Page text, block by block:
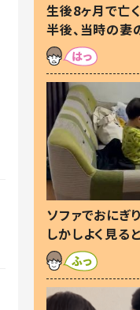
生後8ヶ月で亡
半後、当時の妻
た本音とは
ソファでおに
しかしよく見る
察した母の投稿
す！」「現行犯〜」